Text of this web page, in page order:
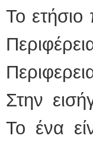
Το
Στην
Το ένα